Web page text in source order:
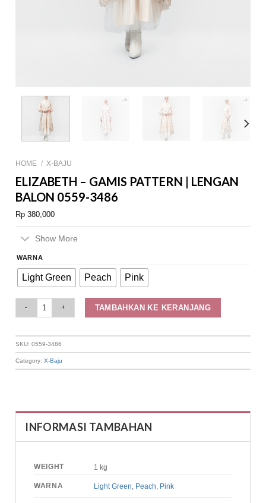
HOME / X-BAJU
ELIZABETH – GAMIS PATTERN | LENGAN
BALON 0559-3486
Rp 380,000
Show More
WARNA
Light Green Peach Pink
TAMBAHKAN KE KERANJANG
SKU:0559-3486
Category:X-Baju
INFORMASI TAMBAHAN
WEIGHT 1 kg
WARNA Light Green Peach Pink